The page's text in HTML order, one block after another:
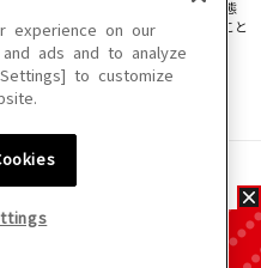
・写真・動画・音声等を、手段や形態
で複製、転載、ファイル化などすること
だけない場合があります。
になる場合があります。
experience on our
ads and to analyze
to customize